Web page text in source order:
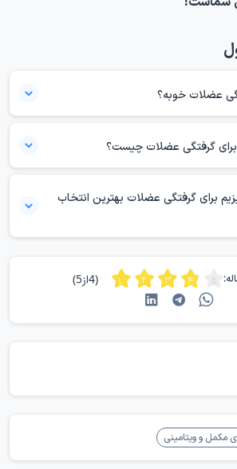
عضلات خوبه؟
همین خاطر مصرف قرص آن به تامین این ماده در
بدن بسیار مفید است.
برای گرفتگی عضلات چیست؟
برای گرفتگی عضلات بهترین انتخاب
(4از5)
مکمل و ویتامینی